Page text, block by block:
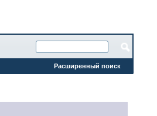
Расширенный поиск